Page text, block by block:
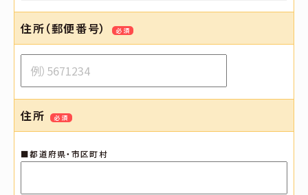
住所（郵便番号） 必須
住所 必須
■都道府県・市区町村